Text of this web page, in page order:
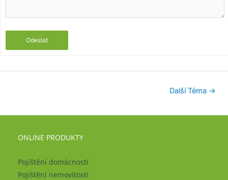
Odeslat
Další Téma →
ONLINE PRODUKTY
Pojištění domácnosti
Pojištění nemovitosti